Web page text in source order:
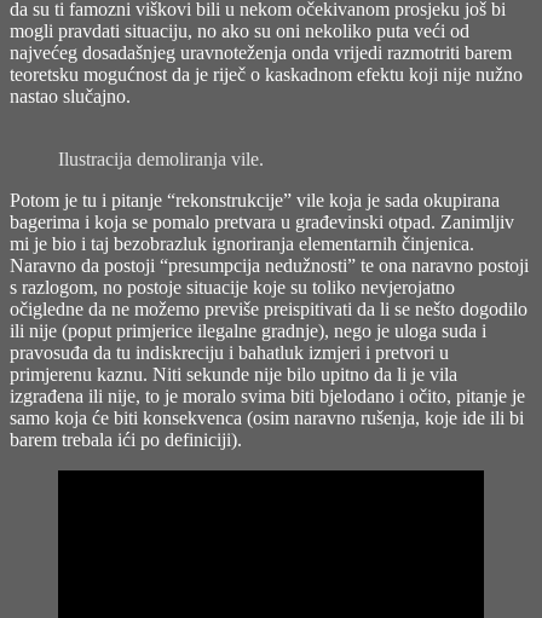
da su ti famozni viškovi bili u nekom očekivanom prosjeku još bi
mogli pravdati situaciju, no ako su oni nekoliko puta veći od
najvećeg dosadašnjeg uravnoteženja onda vrijedi razmotriti barem
teoretsku mogućnost da je riječ o kaskadnom efektu koji nije nužno
nastao slučajno.
Ilustracija demoliranja vile.
Potom je tu i pitanje “rekonstrukcije” vile koja je sada okupirana
bagerima i koja se pomalo pretvara u građevinski otpad. Zanimljiv
mi je bio i taj bezobrazluk ignoriranja elementarnih činjenica.
Naravno da postoji “presumpcija nedužnosti” te ona naravno postoji
s razlogom, no postoje situacije koje su toliko nevjerojatno
očigledne da ne možemo previše preispitivati da li se nešto dogodilo
ili nije (poput primjerice ilegalne gradnje), nego je uloga suda i
pravosuđa da tu indiskreciju i bahatluk izmjeri i pretvori u
primjerenu kaznu. Niti sekunde nije bilo upitno da li je vila
izgrađena ili nije, to je moralo svima biti bjelodano i očito, pitanje je
samo koja će biti konsekvenca (osim naravno rušenja, koje ide ili bi
barem trebala ići po definiciji).